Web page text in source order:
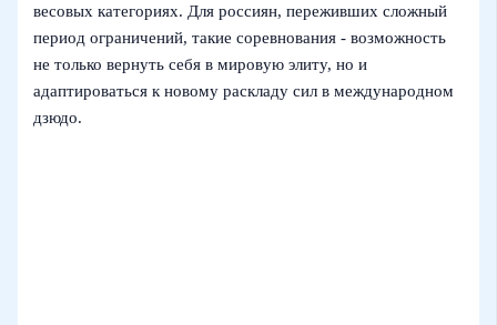
весовых категориях. Для россиян, переживших сложный
период ограничений, такие соревнования - возможность
не только вернуть себя в мировую элиту, но и
адаптироваться к новому раскладу сил в международном
дзюдо.